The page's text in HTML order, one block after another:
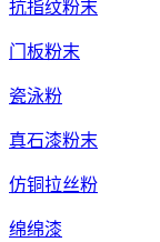
抗指纹粉末
门板粉末
瓷泳粉
真石漆粉末
仿铜拉丝粉
绵绵漆